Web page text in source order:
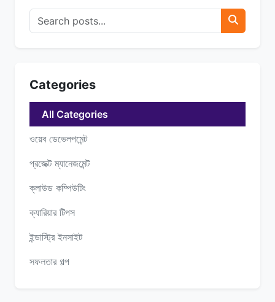
Categories
All Categories
ওয়েব ডেভেলপমেন্ট
প্রজেক্ট ম্যানেজমেন্ট
ক্লাউড কম্পিউটিং
ক্যারিয়ার টিপস
ইন্ডাস্ট্রি ইনসাইট
সফলতার গল্প